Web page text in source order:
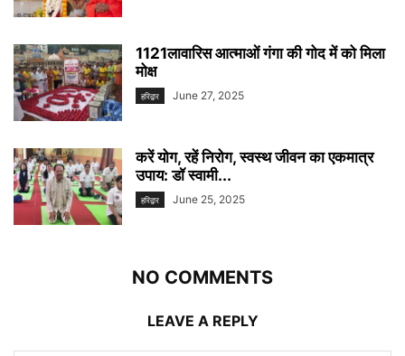
1121लावारिस आत्माओं गंगा की गोद में को मिला
मोक्ष
हरिद्वार June 27, 2025
करें योग, रहें निरोग, स्वस्थ जीवन का एकमात्र
उपाय: डॉ स्वामी...
हरिद्वार June 25, 2025
NO COMMENTS
LEAVE A REPLY